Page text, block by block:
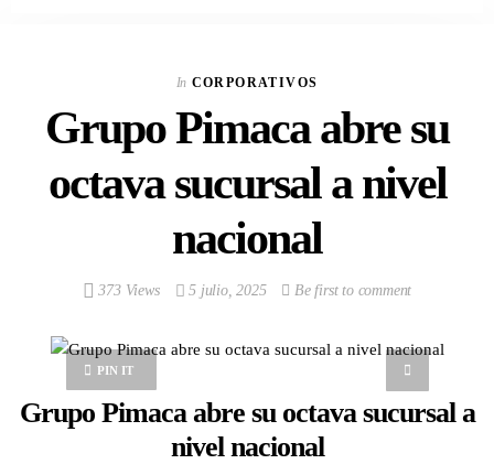
In CORPORATIVOS
Grupo Pimaca abre su
octava sucursal a nivel
nacional
373 Views 5 julio, 2025 Be first to comment
PIN IT
Grupo Pimaca abre su octava sucursal a
nivel nacional